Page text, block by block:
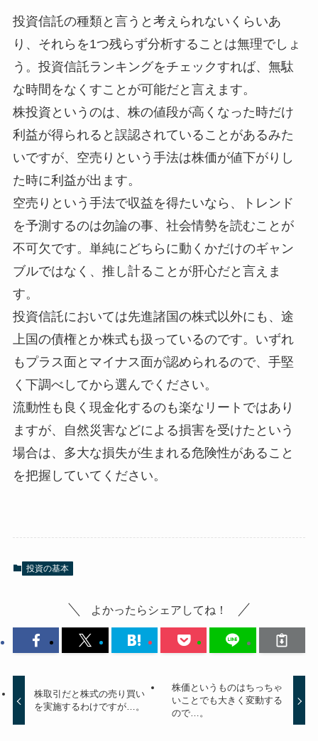
投資信託の種類と言うと考えられないくらいあ
り、それらを1つ残らず分析することは無理でしょ
う。投資信託ランキングをチェックすれば、無駄
な時間をなくすことが可能だと言えます。
株投資というのは、株の値段が高くなった時だけ
利益が得られると誤認されていることがあるみた
いですが、空売りという手法は株価が値下がりし
た時に利益が出ます。
空売りという手法で収益を得たいなら、トレンド
を予測するのは勿論の事、社会情勢を読むことが
不可欠です。単純にどちらに動くかだけのギャン
ブルではなく、推し計ることが肝心だと言えま
す。
投資信託においては先進諸国の株式以外にも、途
上国の債権とか株式も扱っているのです。いずれ
もプラス面とマイナス面が認められるので、手堅
く下調べしてから選んでください。
流動性も良く現金化するのも楽なリートではあり
ますが、自然災害などによる損害を受けたという
場合は、多大な損失が生まれる危険性があること
を把握していてください。
投資の基本
よかったらシェアしてね！
株取引だと株式の売り買い
を実施するわけですが…。
株価というものはちっちゃ
いことでも大きく変動する
ので…。